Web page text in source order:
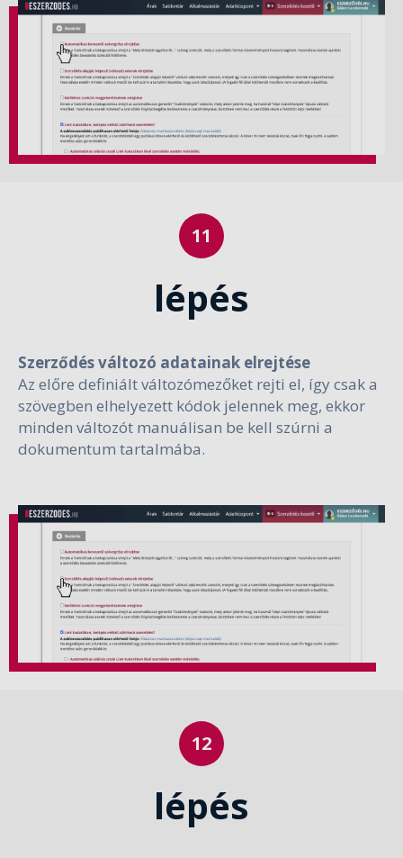
lépés
Szerződés változó adatainak elrejtése
Az előre definiált változómezőket rejti el, így csak a
szövegben elhelyezett kódok jelennek meg, ekkor
minden változót manuálisan be kell szúrni a
dokumentum tartalmába.
lépés